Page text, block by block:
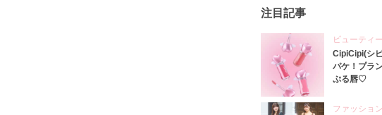
注目記事
ビューティー
CipiCipi(シ
パケ！プラ
ぷる唇♡
ファッション